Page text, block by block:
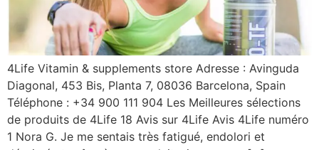
4Life Vitamin & supplements store Adresse : Avinguda
Diagonal, 453 Bis, Planta 7, 08036 Barcelona, Spain
Téléphone : +34 900 111 904 Les Meilleures sélections
de produits de 4Life 18 Avis sur 4Life Avis 4Life numéro
1 Nora G. Je me sentais très fatigué, endolori et